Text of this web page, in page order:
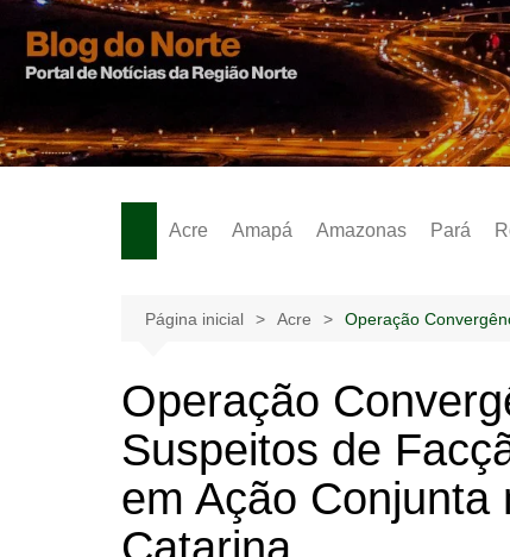
para
Acre Amapá Amazonas Pará
Página inicial Acre Operação
Operação
Suspeitos de
em Ação Conjunta